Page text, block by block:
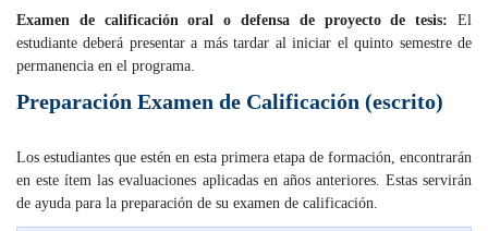
Examen de calificación oral o defensa de proyecto de tesis: El
estudiante deberá presentar a más tardar al iniciar el quinto semestre de
permanencia en el programa.
Preparación Examen de Calificación (escrito)
Los estudiantes que estén en esta primera etapa de formación, encontrarán
en este ítem las evaluaciones aplicadas en años anteriores. Estas servirán
de ayuda para la preparación de su examen de calificación.